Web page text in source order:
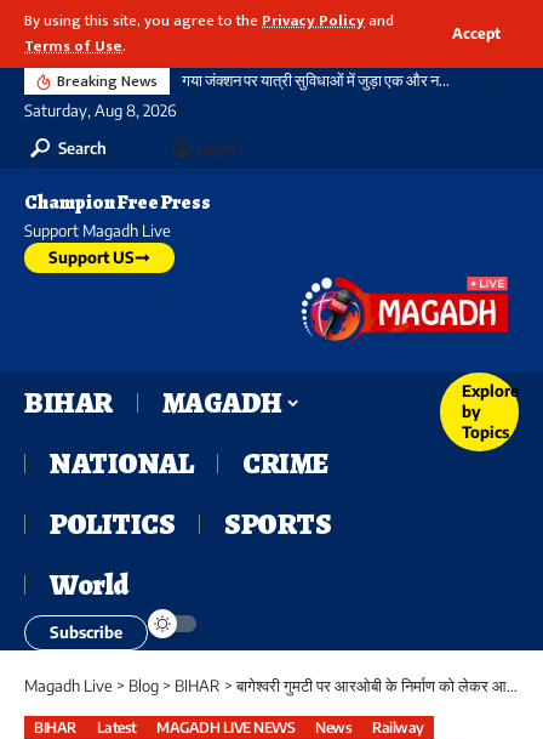
By using this site, you agree to thePrivacy Policyand
Terms of Use.
Accept
Breaking News गया जंक्शन पर यात्री सुविधाओं में जुड़ा एक और नया आयाम, बौद्ध स्तूप आकार की अराइवल बिल्डिंग में एक्सलेटर का शुभारंभ
Saturday, Aug 8, 2026
Search
Login
Champion Free Press
Support Magadh Live
Support US
BIHAR
MAGADH
NATIONAL
CRIME
POLITICS
SPORTS
World
Explore
by
Topics
Subscribe
Magadh Live > Blog > BIHAR >बागेश्वरी गुमटी पर आरओबी के निर्माण को लेकर आया नया अपडेट, पॉवरगंज पहुंची एस.आई.ए की टीम
BIHAR Latest MAGADH LIVE NEWS News Railway